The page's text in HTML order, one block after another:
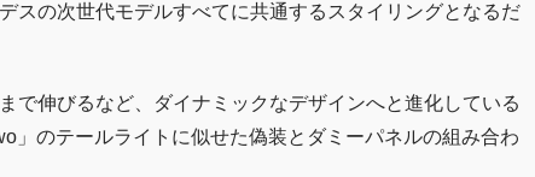
スの次世代モデルすべてに共通するスタイリングとなるだ
で伸びるなど、ダイナミックなデザインへと進化している
」のテールライトに似せた偽装とダミーパネルの組み合わ